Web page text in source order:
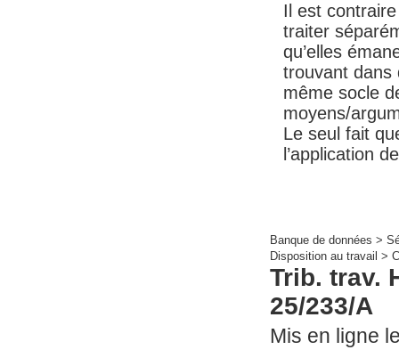
Il est contraire
traiter
qu’elles
trouvant dans
même socle
moyens/
Le seul fait
l’application
Banque de données >
Disposition au travail >
Trib. trav.
25/233/A
Mis en ligne